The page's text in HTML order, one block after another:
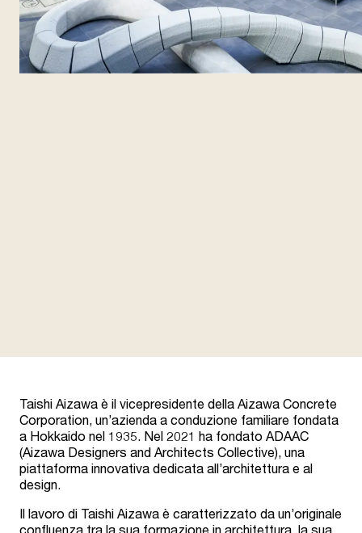
Taishi Aizawa è il vicepresidente della Aizawa Concrete
Corporation, un’azienda a conduzione familiare fondata
a Hokkaido nel 1935. Nel 2021 ha fondato ADAAC
(Aizawa Designers and Architects Collective), una
piattaforma innovativa dedicata all’architettura e al
design.
Il lavoro di Taishi Aizawa è caratterizzato da un’originale
confluenza tra la sua formazione in architettura, la sua